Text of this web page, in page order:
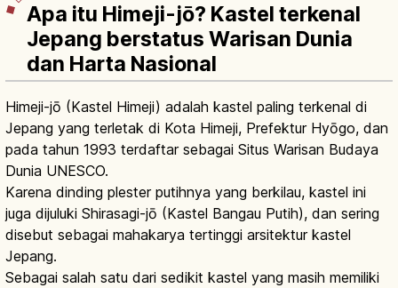
Apa itu Himeji-jō? Kastel terkenal
Jepang berstatus Warisan Dunia
dan Harta Nasional
Himeji-jō (Kastel Himeji) adalah kastel paling terkenal di
Jepang yang terletak di Kota Himeji, Prefektur Hyōgo, dan
pada tahun 1993 terdaftar sebagai Situs Warisan Budaya
Dunia UNESCO.
Karena dinding plester putihnya yang berkilau, kastel ini
juga dijuluki Shirasagi-jō (Kastel Bangau Putih), dan sering
disebut sebagai mahakarya tertinggi arsitektur kastel
Jepang.
Sebagai salah satu dari sedikit kastel yang masih memiliki